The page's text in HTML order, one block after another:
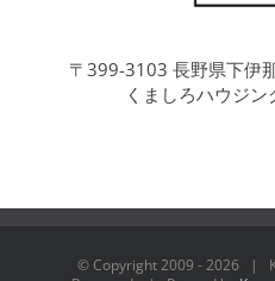
〒399-3103 長野県下伊
くましろハウジ
© Copyright 2009 -2026 |